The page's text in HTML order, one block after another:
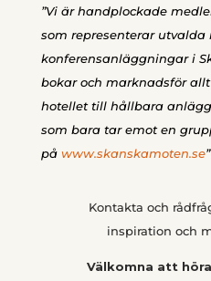
”Vi är handplockade
som representerar utvalda
konferensanläggningar i
bokar och marknadsför
hotellet till hållbara
som bara tar emot en
på www.skanskamoten.se”
Kontakta och
inspiration och
Välkomna att